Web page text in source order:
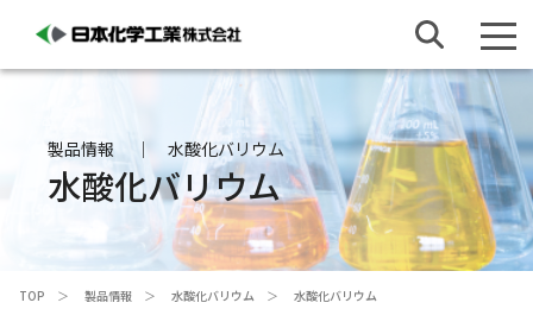
製品情報 水酸化バリウム
水酸化バリウム
TOP 製品情報 水酸化バリウム 水酸化バリウム